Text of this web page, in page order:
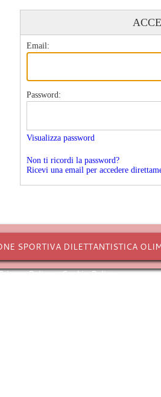
Email:
Password:
Visualizza password
Non ti ricordi la password?
Ricevi una email per accedere
SPORTIVA DILETTANTISTICA
Policy-Cookie Policy